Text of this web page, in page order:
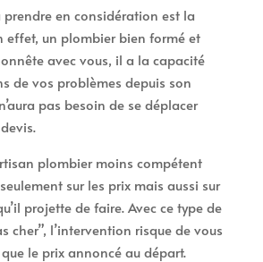
prendre en considération est la
effet, un plombier bien formé et
avec vous, il a la capacité
de vos problèmes depuis son
pas besoin de se déplacer
plombier moins compétent
sur les prix mais aussi sur
projette de faire. Avec ce type de
cher”, l’intervention risque de vous
le prix annoncé au départ.